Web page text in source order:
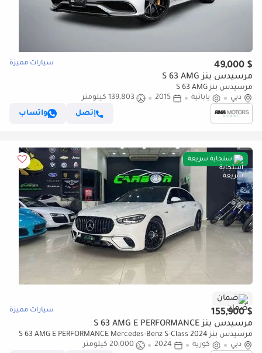
$ 49,000 سيارات مميزة
مرسيدس بنز S 63 AMG
مرسيدس بنز S 63 AMG
دبي
يابانية 2015
139,803 كيلومتر
إتصل
واتساب
استجابة سريعة
ضمان
$ 155,900 سيارات مميزة
مرسيدس بنز S 63 AMG E PERFORMANCE
مرسيدس بنز S 63 AMG E PERFORMANCE Mercedes-Benz S-Class 2024
دبي
كورية 2024 20,000 كيلومتر